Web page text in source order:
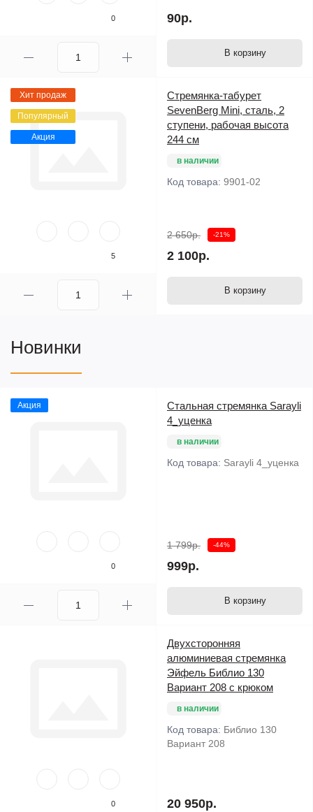
0 90р.
В корзину
Хит продаж
Популярный
Акция
5
Стремянка-табурет
SevenBerg Mini, сталь, 2
ступени, рабочая высота
244 см
в наличии
Код товара: 9901-02
2 650р. -21%
2 100р.
В корзину
Новинки
Акция
0
Стальная стремянка Sarayli
4_уценка
в наличии
Код товара: Sarayli 4_уценка
1 799р. -44%
999р.
В корзину
0
Двухсторонняя
алюминиевая стремянка
Эйфель Библио 130
Вариант 208 с крюком
в наличии
Код товара: Библио 130
Вариант 208
20 950р.